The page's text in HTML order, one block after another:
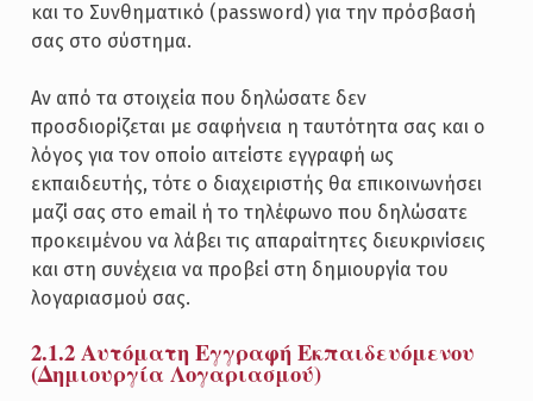
και το Συνθηματικό (password) για την πρόσβασή
σας στο σύστημα.
Αν από τα στοιχεία που δηλώσατε δεν
προσδιορίζεται με σαφήνεια η ταυτότητα σας και ο
λόγος για τον οποίο αιτείστε εγγραφή ως
εκπαιδευτής, τότε ο διαχειριστής θα επικοινωνήσει
μαζί σας στο email ή το τηλέφωνο που δηλώσατε
προκειμένου να λάβει τις απαραίτητες διευκρινίσεις
και στη συνέχεια να προβεί στη δημιουργία του
λογαριασμού σας.
2.1.2 Αυτόματη Εγγραφή Εκπαιδευόμενου
(Δημιουργία Λογαριασμού)